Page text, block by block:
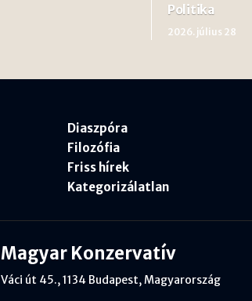
Politika
2026. július 28
Diaszpóra
Filozófia
Friss hírek
Kategorizálatlan
Magyar Konzervatív
Váci út 45., 1134 Budapest, Magyarország